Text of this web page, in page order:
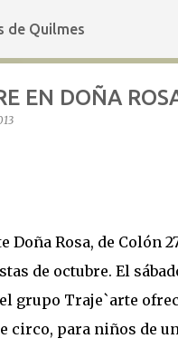
Ir al contenido principal
de Quilmes
EN DOÑA
Doña Rosa, de Colón
de octubre. El
grupo Traje`arte
circo, para niños de